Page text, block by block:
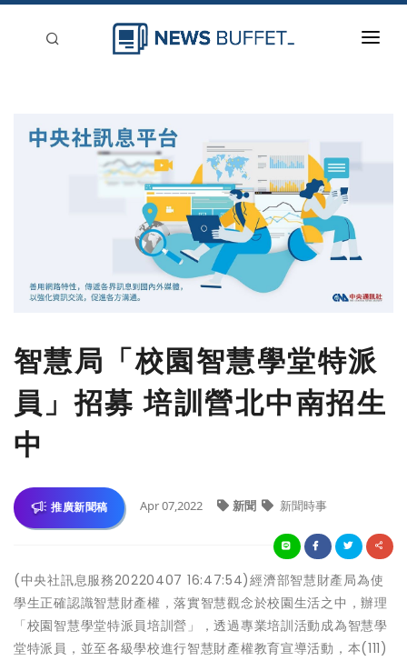
智慧局「校園智慧學堂特派
員」招募 培訓營北中南招生
中
推廣新聞稿 Apr 07,2022 新聞 新聞時事
(中央社訊息服務20220407 16:47:54)經濟部智慧財產局為使
學生正確認識智慧財產權，落實智慧觀念於校園生活之中，辦理
「校園智慧學堂特派員培訓營」，透過專業培訓活動成為智慧學
堂特派員，並至各級學校進行智慧財產權教育宣導活動，本(111)